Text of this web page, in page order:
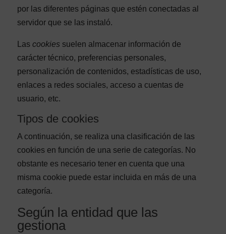
por las diferentes páginas que estén conectadas al
servidor que se las instaló.
Las cookiessuelen almacenar información de
carácter técnico, preferencias personales,
personalización de contenidos, estadísticas de uso,
enlaces a redes sociales, acceso a cuentas de
usuario, etc.
Tipos de cookies
A continuación, se realiza una clasificación de las
cookies en función de una serie de categorías. No
obstante es necesario tener en cuenta que una
misma cookie puede estar incluida en más de una
categoría.
Según la entidad que las
gestiona